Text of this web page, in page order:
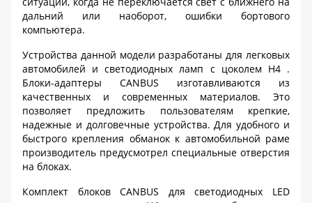
дальний или наоборот, ошибки бортового
компьютера.
Устройства данной модели разработаны для легковых
автомобилей и светодиодных ламп с цоколем H4 .
Блоки-адаптеры CANBUS изготавливаются из
качественных и современных материалов. Это
позволяет предложить пользователям крепкие,
надежные и долговечные устройства. Для удобного и
быстрого крепления обманок к автомобильной раме
производитель предусмотрел специальные отверстия
на блоках.
Комплект блоковCANBUS для светодиодных LED